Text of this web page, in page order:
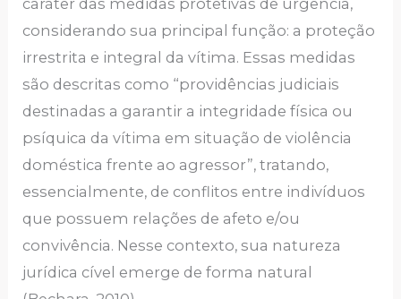
considerando sua principal função: a proteção
irrestrita e integral da vítima. Essas medidas
são descritas como “providências judiciais
destinadas a garantir a integridade física ou
psíquica da vítima em situação de violência
doméstica frente ao agressor”, tratando,
essencialmente, de conflitos entre indivíduos
que possuem relações de afeto e/ou
convivência. Nesse contexto, sua natureza
jurídica cível emerge de forma natural